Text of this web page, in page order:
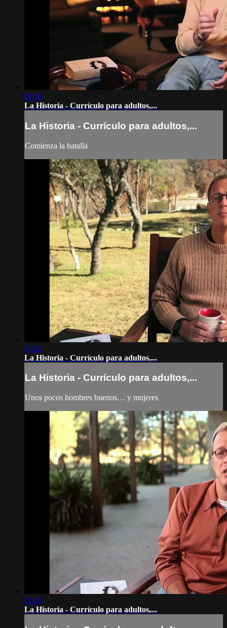
09:56
La Historia - Currículo para adultos,...
La Historia - Currículo para adultos,...
Comienza la batalla
11:02
La Historia - Currículo para adultos,...
La Historia - Currículo para adultos,...
Unos pocos hombres buenos… y mujeres
12:41
La Historia - Currículo para adultos,...